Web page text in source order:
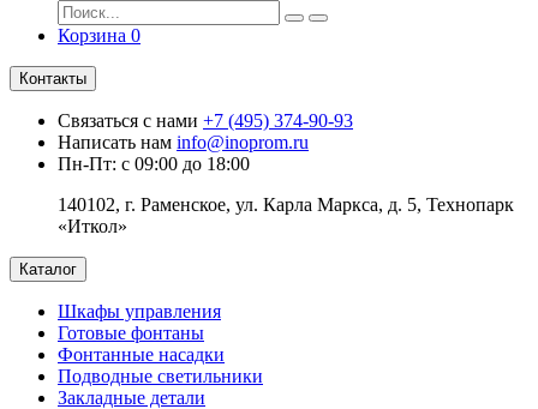
Корзина 0
Контакты
Связаться с нами +7 (495) 374-90-93
Написать нам info@inoprom.ru
Пн-Пт: с 09:00 до 18:00
140102, г. Раменское, ул. Карла Маркса, д. 5, Технопарк
«Иткол»
Каталог
Шкафы управления
Готовые фонтаны
Фонтанные насадки
Подводные светильники
Закладные детали